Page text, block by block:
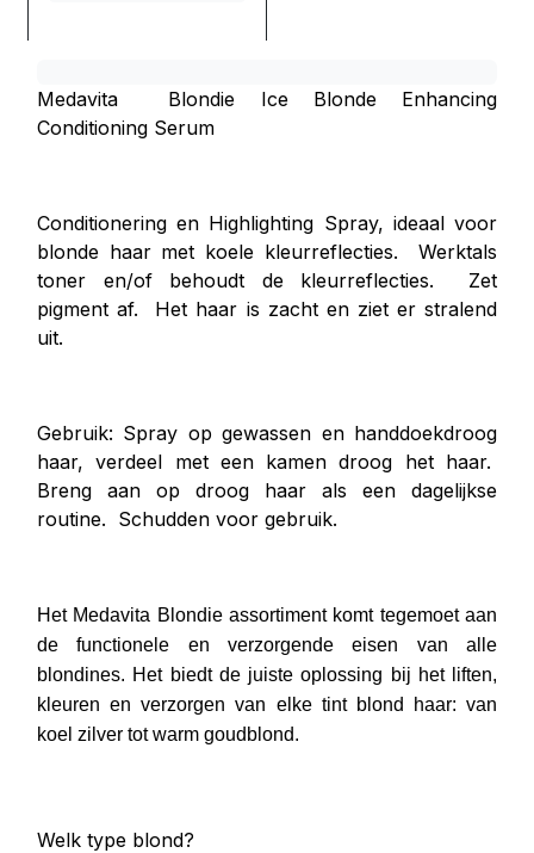
Medavita Blondie Ice Blonde Enhancing
Conditioning Serum
Conditionering en Highlighting Spray, ideaal voor
blonde haar met koele kleurreflecties. Werktals
toner en/of behoudt de kleurreflecties. Zet
pigment af. Het haar is zacht en ziet er stralend
uit.
Gebruik: Spray op gewassen en handdoekdroog
haar, verdeel met een kamen droog het haar.
Breng aan op droog haar als een dagelijkse
routine. Schudden voor gebruik.
Het Medavita Blondie assortiment komt tegemoet aan
de functionele en verzorgende eisen van alle
blondines. Het biedt de juiste oplossing bij het liften,
kleuren en verzorgen van elke tint blond haar: van
koel zilver tot warm goudblond.
Welk type blond?